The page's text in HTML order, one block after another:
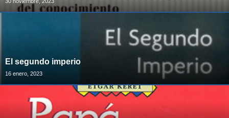
El segundo imperio
16 enero, 2023